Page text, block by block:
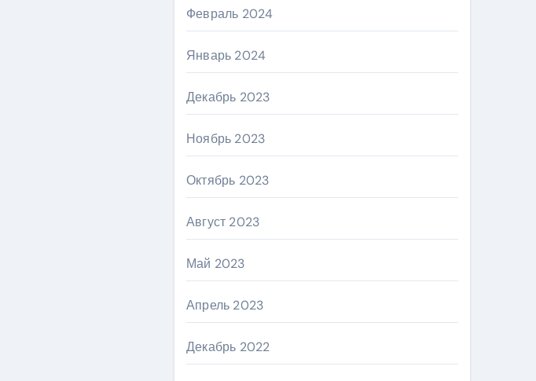
Февраль 2024
Январь 2024
Декабрь 2023
Ноябрь 2023
Октябрь 2023
Август 2023
Май 2023
Апрель 2023
Декабрь 2022